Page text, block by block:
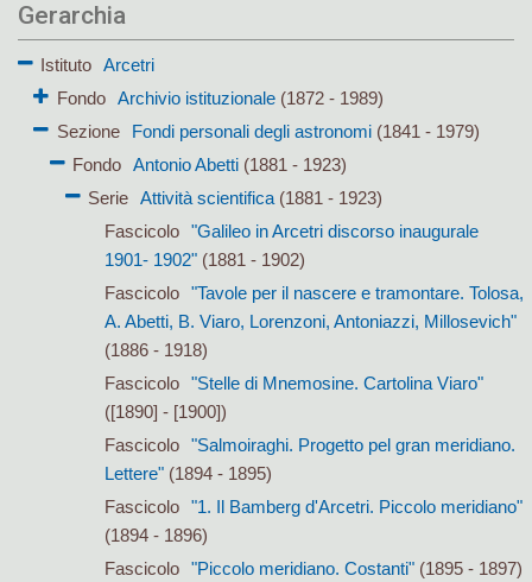
Gerarchia
Istituto
Arcetri
Fondo
Archivio istituzionale(1872 - 1989)
Sezione
Fondi personali degli astronomi(1841 - 1979)
Fondo Antonio Abetti(1881 - 1923)
Serie
Attività scientifica (1881 - 1923)
Fascicolo
"Galileo in Arcetri discorso inaugurale
1901- 1902"(1881 - 1902)
Fascicolo
"Tavole per il nascere e tramontare. Tolosa,
A. Abetti, B. Viaro, Lorenzoni, Antoniazzi, Millosevich"
(1886 - 1918)
Fascicolo
"Stelle di Mnemosine. Cartolina Viaro"
([1890] - [1900])
Fascicolo
"Salmoiraghi. Progetto pel gran meridiano.
Lettere"(1894 - 1895)
Fascicolo
"1. Il Bamberg d'Arcetri. Piccolo meridiano"
(1894 - 1896)
Fascicolo
"Piccolo meridiano. Costanti"(1895 - 1897)